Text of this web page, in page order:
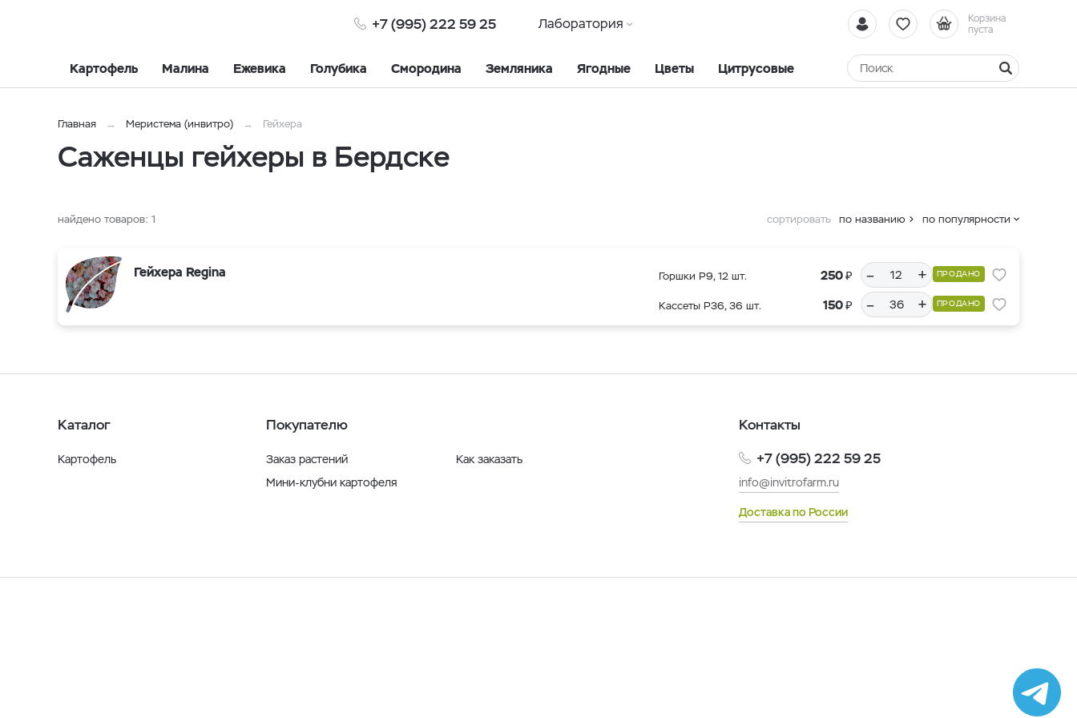
+7 (995) 222 59 25
Корзина
пуста
Лаборатория
Картофель Малина Ежевика Голубика Смородина Земляника Ягодные Цветы Цитрусовые
Главная Меристема (инвитро) Гейхера
Саженцы гейхеры в Бердске
найдено товаров: 1 сортировать по названию по популярности
Гейхера Regina Горшки Р9, 12 шт. 250₽ – + ПРОДАНО
Кассеты Р36, 36 шт. 150₽ – + ПРОДАНО
Каталог
Картофель
Покупателю
Заказ растений
Мини-клубни картофеля
Как заказать
Контакты
+7 (995) 222 59 25
info@invitrofarm.ru
Доставка по России